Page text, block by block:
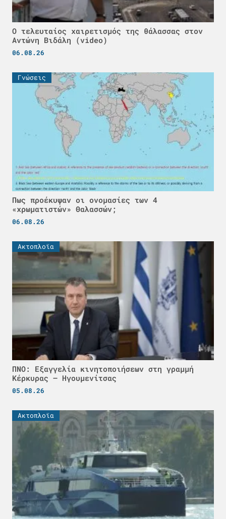
Ο τελευταίος χαιρετισμός της θάλασσας στον
Αντώνη Βιδάλη (video)
06.08.26
Γνώσεις
Πως προέκυψαν οι ονομασίες των 4
«χρωματιστών» Θαλασσών;
06.08.26
Ακτοπλοϊα
ΠΝΟ: Εξαγγελία κινητοποιήσεων στη γραμμή
Κέρκυρας – Ηγουμενίτσας
05.08.26
Ακτοπλοϊα